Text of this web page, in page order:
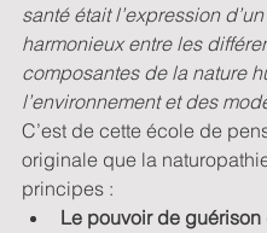
santé était l’expression
harmonieux entre les
composantes de la nature
l’environnement et des
C’est de cette école de
originale que la
principes :
Le pouvoir de